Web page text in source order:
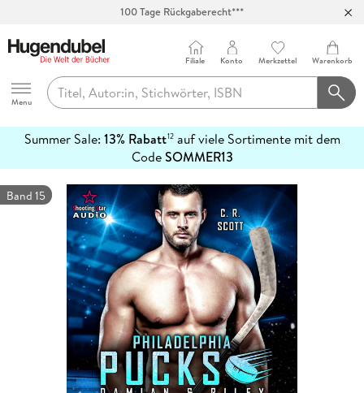
Hugendubel
Menu
Filiale Konto Merkzettel Warenkorb
Summer Sale: 13% Rabatt12auf viele Sortimente mit dem
CodeSOMMER13
erfahren
Band 15